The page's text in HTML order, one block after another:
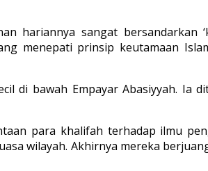
hariannya sangat bersandarkan
menepati prinsip keutamaan
di bawah Empayar Abasiyyah. Ia
para khalifah terhadap ilmu
wilayah. Akhirnya mereka